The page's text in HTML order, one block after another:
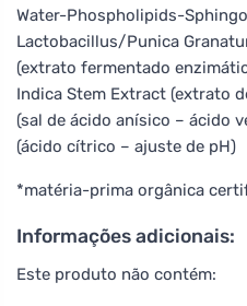
Water-Phospholipids-
Lactobacillus/Punica
(extrato fermentado
Indica Stem Extract (extrato
(sal de ácido anísico – ácido
(ácido cítrico – ajuste de pH)
*matéria-prima orgânica
Informações adicionais:
Este produto não contém: